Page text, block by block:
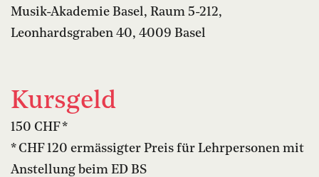
Musik-Akademie Basel, Raum 5-212,
Leonhardsgraben 40, 4009 Basel
Kursgeld
150 CHF *
* CHF 120 ermässigter Preis für Lehrpersonen mit
Anstellung beim ED BS